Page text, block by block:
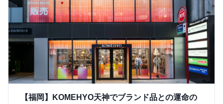
【福岡】KOMEHYO天神でブランド品との運命の